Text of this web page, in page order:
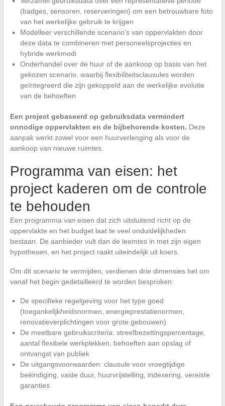
(badges, sensoren, reserveringen) om een betrouwbare foto
van het werkelijke gebruik te krijgen
Modelleer verschillende scenario’s van oppervlakten door
deze data te combineren met personeelsprojecties en
hybride werkmodi
Onderhandel over de huur of de aankoop op basis van het
gekozen scenario, waarbij flexibiliteitsclausules worden
geïntegreerd die zijn gekoppeld aan de werkelijke evolutie
van de behoeften
Een project gebaseerd op gebruiksdata vermindert
onnodige oppervlakten en de bijbehorende kosten. Deze
aanpak werkt zowel voor een huurverlenging als voor de
aankoop van nieuwe ruimtes.
Programma van eisen: het
project kaderen om de controle
te behouden
Een programma van eisen dat zich uitsluitend richt op de
oppervlakte en het budget laat te veel onduidelijkheden
bestaan. De aanbieder vult dan de leemtes in met zijn eigen
hypothesen, en het project raakt uiteindelijk uit koers.
Om dit scenario te vermijden, verdienen drie dimensies het om
vanaf het begin gedetailleerd te worden besproken:
De specifieke regelgeving voor het type goed
(toegankelijkheidsnormen, energieprestatienormen,
renovatieverplichtingen voor grote gebouwen)
De meetbare gebruikscriteria: streefbezettingspercentage,
aantal flexibele werkplekken, behoeften aan opslag of
ontvangst van publiek
De uitgangsvoorwaarden: clausule voor vroegtijdige
beëindiging, vaste duur, huurvrijstelling, indexering, vereiste
garanties